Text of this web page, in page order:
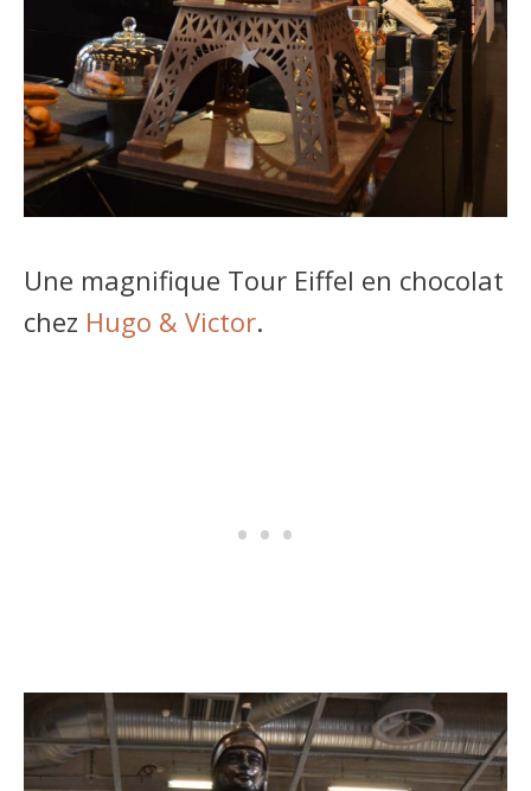
Une magnifique Tour Eiffel en chocolat
chez Hugo & Victor.